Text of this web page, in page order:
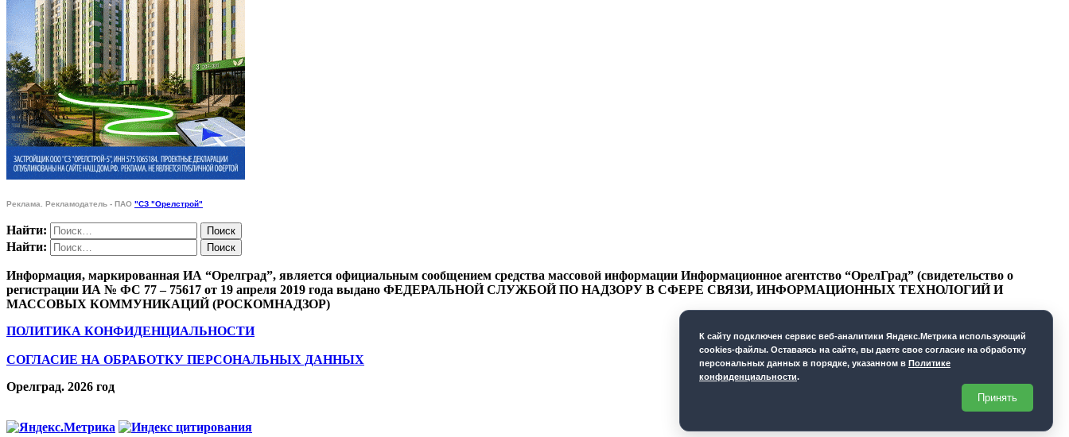
Реклама. Рекламодатель - ПАО "СЗ "Орелстрой"
Найти:
Найти:
Информация, маркированная ИА “Орелград”, является официальным сообщением средства массовой информации Информационное агентство “ОрелГрад” (свидетельство о
регистрации ИА № ФС 77 – 75617 от 19 апреля 2019 года выдано ФЕДЕРАЛЬНОЙ СЛУЖБОЙ ПО НАДЗОРУ В СФЕРЕ СВЯЗИ, ИНФОРМАЦИОННЫХ ТЕХНОЛОГИЙ И
МАССОВЫХ КОММУНИКАЦИЙ (РОСКОМНАДЗОР)
ПОЛИТИКА КОНФИДЕНЦИАЛЬНОСТИ
СОГЛАСИЕ НА ОБРАБОТКУ ПЕРСОНАЛЬНЫХ ДАННЫХ
Орелград. 2026 год
К cайту подключен сервис веб-аналитики Яндекс.Метрика использующий
cookies-файлы. Оставаясь на сайте, вы даете свое согласие на обработку
персональных данных в порядке, указанном в Политике
конфиденциальности.
Принять